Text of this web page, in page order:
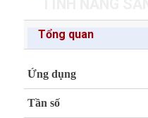
Tổng quan
Ứng dụng
Tần số